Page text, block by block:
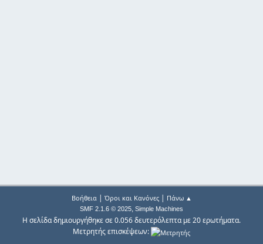
Βοήθεια| Όροι και Κανόνες| Πάνω ▲
SMF 2.1.6 © 2025, Simple Machines
Η σελίδα δημιουργήθηκε σε 0.056 δευτερόλεπτα με 20 ερωτήματα.
Μετρητής επισκέψεων: